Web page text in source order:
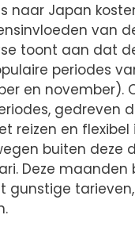
naar Japan
van
toont aan dat
periodes
en november).
gedreven
reizen en
buiten deze
Deze
gunstige